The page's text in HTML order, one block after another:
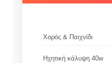
Χορός & Παιχνίδι
Ηχητική κάλυψη 40w